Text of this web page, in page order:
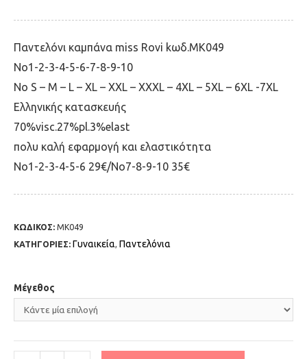
Παντελόνι καμπάνα miss Rovi kωδ.ΜΚ049
Νο1-2-3-4-5-6-7-8-9-10
No S – M – L – XL – XXL – XXXL – 4XL – 5XL – 6XL -7XL
Ελληνικής κατασκευής
70%visc.27%pl.3%elast
πολυ καλή εφαρμογή και ελαστικότητα
Νο1-2-3-4-5-6 29€/Νο7-8-9-10 35€
ΚΩΔΙΚΟΣ: ΜΚ049
ΚΑΤΗΓΟΡΙΕΣ: Γυναικεία, Παντελόνια
Μέγεθος